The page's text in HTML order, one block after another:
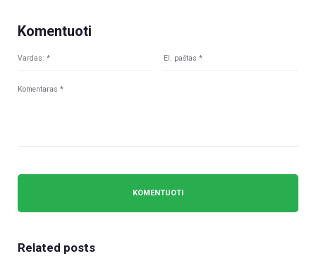
Komentuoti
Related posts